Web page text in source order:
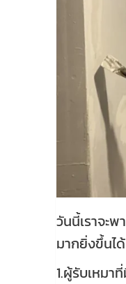
วันนี้เราจะ
มากยิ่งขึ้นได้
1.ผู้รับเหมา